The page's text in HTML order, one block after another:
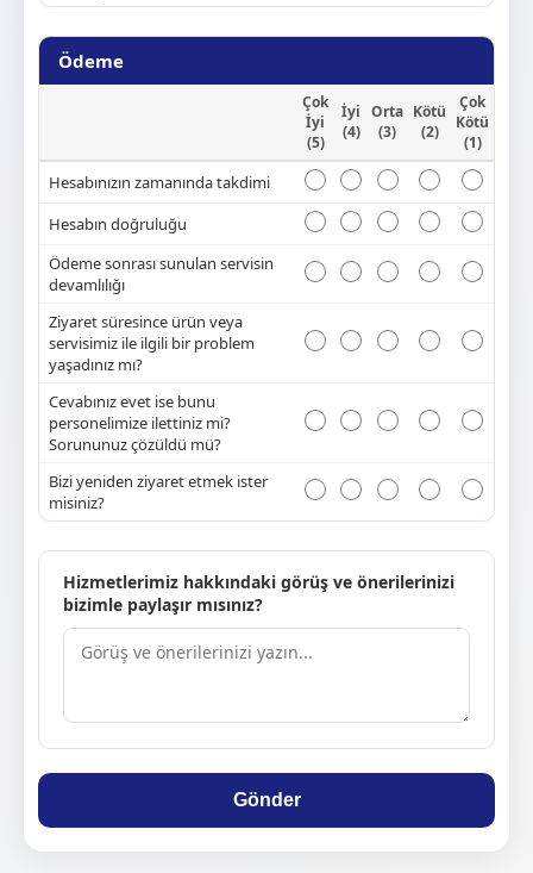
Ödeme
Çok
İyi
(5)
İyi
(4)
Orta
(3)
Kötü
(2)
Çok
Kötü
(1)
Hesabınızın zamanında takdimi
Hesabın doğruluğu
Ödeme sonrası sunulan servisin
devamlılığı
Ziyaret süresince ürün veya
servisimiz ile ilgili bir problem
yaşadınız mı?
Cevabınız evet ise bunu
personelimize ilettiniz mi?
Sorununuz çözüldü mü?
Bizi yeniden ziyaret etmek ister
misiniz?
Hizmetlerimiz hakkındaki görüş ve önerilerinizi
bizimle paylaşır mısınız?
Gönder